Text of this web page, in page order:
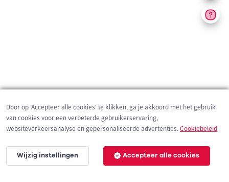
200 m
Door op 'Accepteer alle cookies' te klikken, ga je akkoord met het gebruik
van cookies voor een verbeterde gebruikerservaring,
websiteverkeersanalyse en gepersonaliseerde advertenties.Cookiebeleid
Wijzig instellingen Accepteer alle cookies